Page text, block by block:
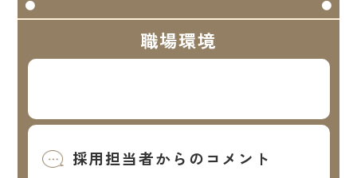
職場環境
採用担当者からのコメント